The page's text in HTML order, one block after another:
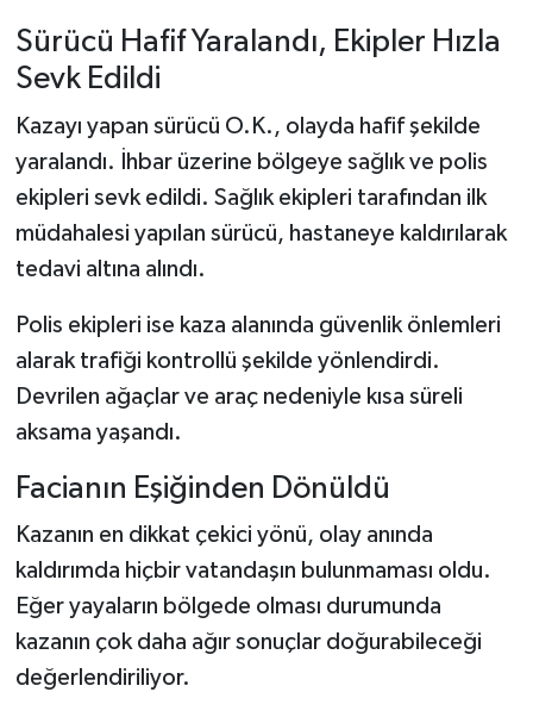
Sürücü Hafif Yaralandı, Ekipler Hızla
Sevk Edildi
Kazayı yapan sürücü O.K., olayda hafif şekilde
yaralandı. İhbar üzerine bölgeye sağlık ve polis
ekipleri sevk edildi. Sağlık ekipleri tarafından ilk
müdahalesi yapılan sürücü, hastaneye kaldırılarak
tedavi altına alındı.
Polis ekipleri ise kaza alanında güvenlik önlemleri
alarak trafiği kontrollü şekilde yönlendirdi.
Devrilen ağaçlar ve araç nedeniyle kısa süreli
aksama yaşandı.
Facianın Eşiğinden Dönüldü
Kazanın en dikkat çekici yönü, olay anında
kaldırımda hiçbir vatandaşın bulunmaması oldu.
Eğer yayaların bölgede olması durumunda
kazanın çok daha ağır sonuçlar doğurabileceği
değerlendiriliyor.